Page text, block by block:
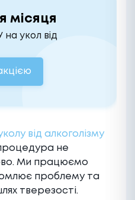
місяця
на укол від
від алкоголізму
не
Ми працюємо
проблему та
тверезості.